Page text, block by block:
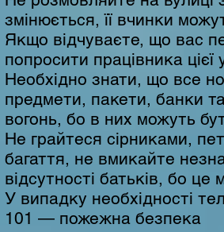
змінюється, її вчинки
Якщо відчуваєте, що вас
попросити працівника
Необхідно знати, що все
предмети, пакети, банки
вогонь, бо в них можуть
Не грайтеся сірниками,
багаття, не вмикайте
відсутності батьків, бо
У випадку необхідності
101 — пожежна безпека